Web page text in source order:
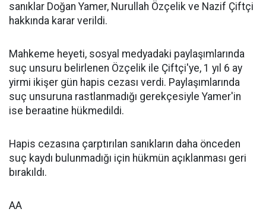
sanıklar Doğan Yamer, Nurullah Özçelik ve Nazif Çiftçi
hakkında karar verildi.
Mahkeme heyeti, sosyal medyadaki paylaşımlarında
suç unsuru belirlenen Özçelik ile Çiftçi'ye, 1 yıl 6 ay
yirmi ikişer gün hapis cezası verdi. Paylaşımlarında
suç unsuruna rastlanmadığı gerekçesiyle Yamer'in
ise beraatine hükmedildi.
Hapis cezasına çarptırılan sanıkların daha önceden
suç kaydı bulunmadığı için hükmün açıklanması geri
bırakıldı.
AA